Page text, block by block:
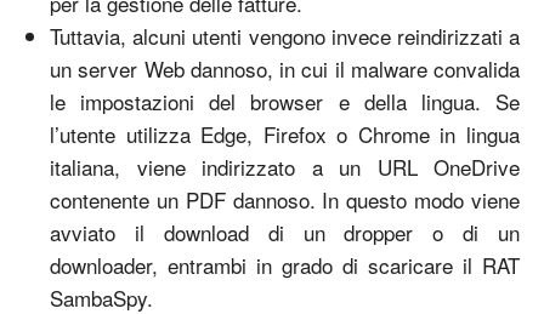
Tuttavia, alcuni utenti vengono invece reindirizzati a
un server Web dannoso, in cui il malware convalida
le impostazioni del browser e della lingua. Se
l’utente utilizza Edge, Firefox o Chrome in lingua
italiana, viene indirizzato a un URL OneDrive
contenente un PDF dannoso. In questo modo viene
avviato il download di un dropper o di un
downloader, entrambi in grado di scaricare il RAT
SambaSpy.